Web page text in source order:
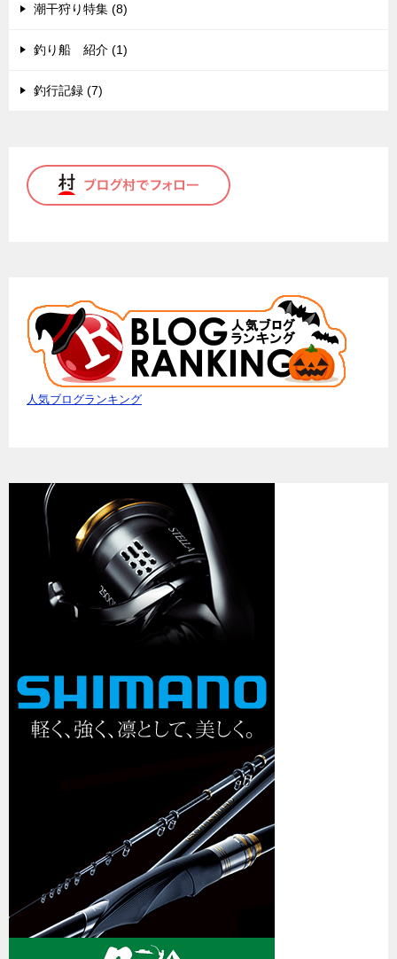
潮干狩り特集 (8)
釣り船 紹介 (1)
釣行記録 (7)
人気ブログランキング